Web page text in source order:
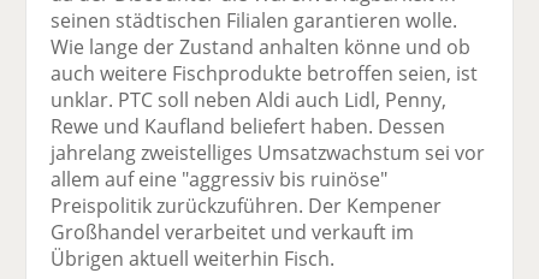
seinen städtischen Filialen garantieren wolle.
Wie lange der Zustand anhalten könne und ob
auch weitere Fischprodukte betroffen seien, ist
unklar. PTC soll neben Aldi auch Lidl, Penny,
Rewe und Kaufland beliefert haben. Dessen
jahrelang zweistelliges Umsatzwachstum sei vor
allem auf eine "aggressiv bis ruinöse"
Preispolitik zurückzuführen. Der Kempener
Großhandel verarbeitet und verkauft im
Übrigen aktuell weiterhin Fisch.